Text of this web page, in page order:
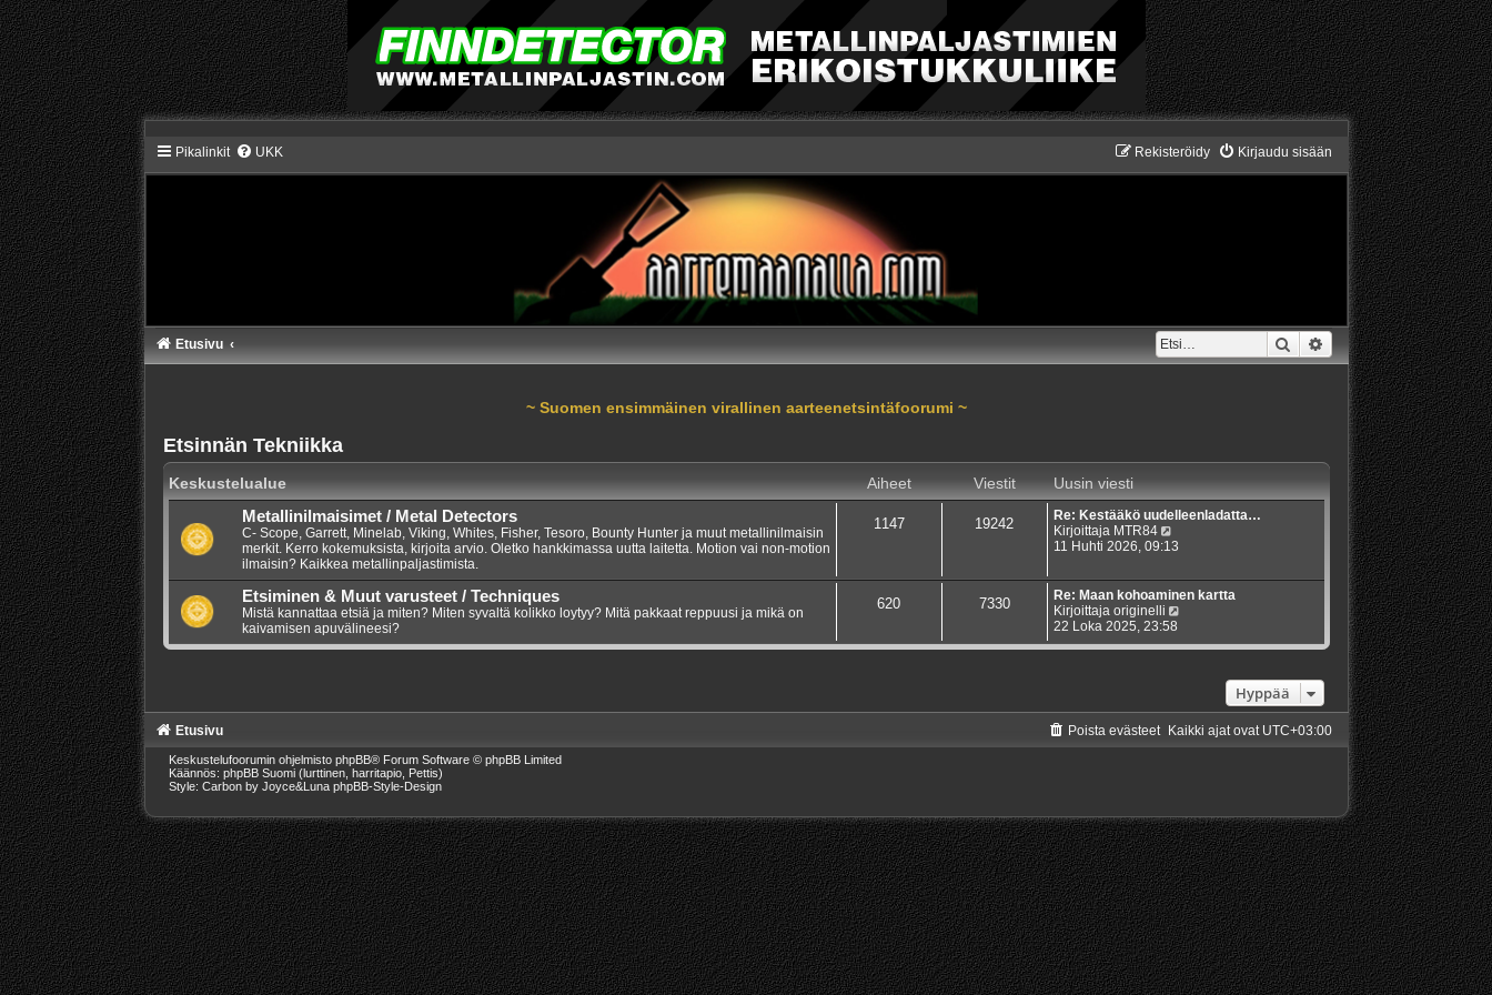
Pikalinkit UKK Kirjaudu sisään
Rekisteröidy
Etsi Tarkennettu haku
Etusivu
~ Suomen ensimmäinen virallinen aarteenetsintäfoorumi ~
Etsinnän Tekniikka
Keskustelualue Aiheet Viestit
Uusin viesti
Metallinilmaisimet / Metal Detectors
C- Scope, Garrett, Minelab, Viking, Whites, Fisher, Tesoro, Bounty Hunter ja muut metallinilmaisin
merkit. Kerro kokemuksista, kirjoita arvio. Oletko hankkimassa uutta laitetta. Motion vai non-motion
ilmaisin? Kaikkea metallinpaljastimista.
1147 19242
Re: Kestääkö uudelleenladatta…
Kirjoittaja MTR84
ä
ä
u
u
i
e
s
t
11 Huhti 2026, 09:13
Etsiminen & Muut varusteet / Techniques
Mistä kannattaa etsiä ja miten? Miten syvaltä kolikko loytyy? Mitä pakkaat reppuusi ja mikä on
kaivamisen apuvälineesi?
620 7330
Re: Maan kohoaminen kartta
Kirjoittaja originelli
s
i
n
t
i
22 Loka 2025, 23:58
Hyppää
Etusivu Kaikki ajat ovat UTC+03:00
Poista evästeet
Keskustelufoorumin ohjelmisto phpBB® Forum Software © phpBB Limited
Käännös: phpBB Suomi (lurttinen, harritapio, Pettis)
Style: Carbon by Joyce&Luna phpBB-Style-Design